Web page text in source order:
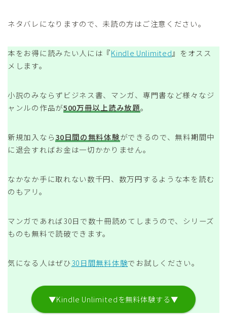
ネタバレになりますので、未読の方はご注意ください。
本をお得に読みたい人には『Kindle Unlimited』をオスス
メします。
小説のみならずビジネス書、マンガ、専門書など様々なジ
ャンルの作品が500万冊以上読み放題。
新規加入なら30日間の無料体験ができるので、無料期間中
に退会すればお金は一切かかりません。
なかなか手に取れない数千円、数万円するような本を読む
のもアリ。
マンガであれば30日で数十冊読めてしまうので、シリーズ
ものも無料で読破できます。
気になる人はぜひ30日間無料体験でお試しください。
▼Kindle Unlimitedを無料体験する▼